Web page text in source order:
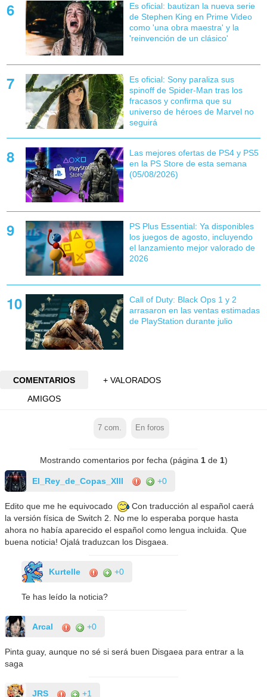
Es oficial: bautizan la nueva serie
de Stephen King en Prime Video
como 'una obra maestra' y la
'reinvención de un clásico'
Es oficial: Sony paraliza sus
spinoff de Spider-Man tras los
fracasos y confirma que su
universo de héroes de Marvel no
seguirá
Las mejores ofertas de PS4 y PS5
en la PS Store de esta semana
(05/08/2026)
PS Plus Essential: Ya disponibles
los juegos de agosto, incluyendo
el lanzamiento mejor valorado de
2026
Call of Duty: Black Ops 1 y 2
arrasaron en las ventas estimadas
de PlayStation durante julio
COMENTARIOS
+ VALORADOS
AMIGOS
7 com. En foros
Mostrando comentarios por fecha (página 1de 1)
El_Rey_de_Copas_XIII +0
Edito que me he equivocado
Con traducción al español caerá
la versión física de Switch 2. No me lo esperaba porque hasta
ahora no había aparecido el español como lengua incluida. Que
buena noticia! Ojalá traduzcan los Disgaea.
Kurtelle +0
Te has leído la noticia?
Arcal +0
Pinta guay, aunque no sé si será buen Disgaea para entrar a la
saga
JRS +1